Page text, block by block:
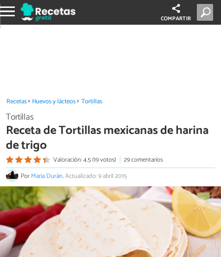
COMPARTIR
Recetas Huevos y lácteos Tortillas
Tortillas
Receta de Tortillas mexicanas de harina
de trigo
Valoración: 4.5 (19 votos)
29 comentarios
PorMaria Durán.Actualizado: 9 abril 2015